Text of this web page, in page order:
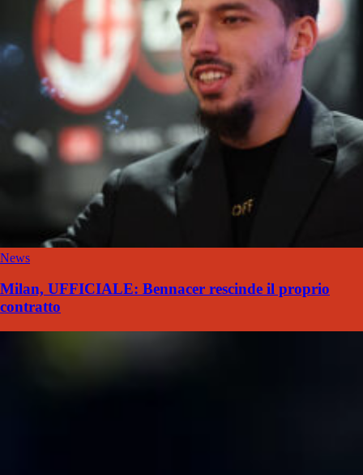
News
Milan, UFFICIALE: Bennacer rescinde il proprio
contratto